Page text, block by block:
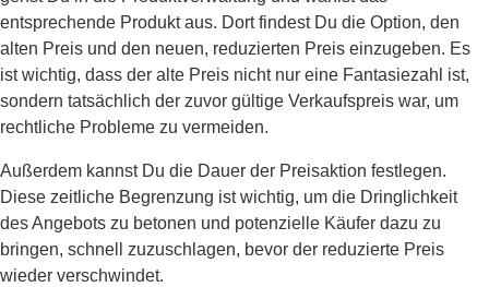
entsprechende Produkt aus. Dort findest Du die Option, den
alten Preis und den neuen, reduzierten Preis einzugeben. Es
ist wichtig, dass der alte Preis nicht nur eine Fantasiezahl ist,
sondern tatsächlich der zuvor gültige Verkaufspreis war, um
rechtliche Probleme zu vermeiden.
Außerdem kannst Du die Dauer der Preisaktion festlegen.
Diese zeitliche Begrenzung ist wichtig, um die Dringlichkeit
des Angebots zu betonen und potenzielle Käufer dazu zu
bringen, schnell zuzuschlagen, bevor der reduzierte Preis
wieder verschwindet.